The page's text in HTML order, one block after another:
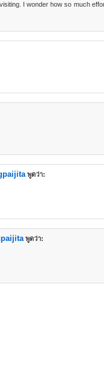
I wonder how so much
พูดว่า:
พูดว่า: